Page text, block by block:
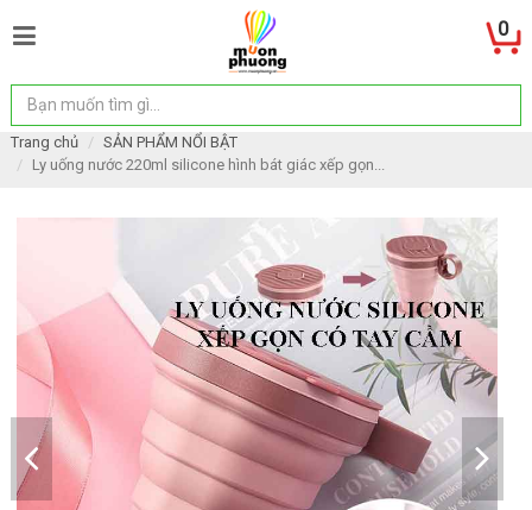
0
Trang chủ
SẢN PHẨM NỔI BẬT
Ly uống nước 220ml silicone hình bát giác xếp gọn...